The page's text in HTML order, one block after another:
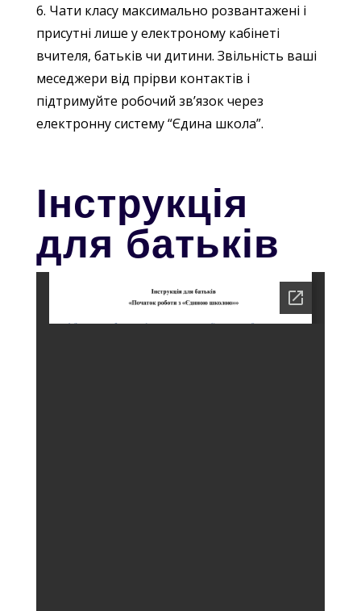
6. Чати класу максимально розвантажені і
присутні лише у електроному кабінеті
вчителя, батьків чи дитини. Звільність ваші
меседжери від прірви контактів і
підтримуйте робочий зв’язок через
електронну систему “Єдина школа”.
Інструкція
для батьків